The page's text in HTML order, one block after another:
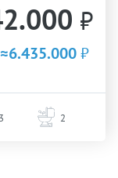
₽
≈6.435.000₽
3 2